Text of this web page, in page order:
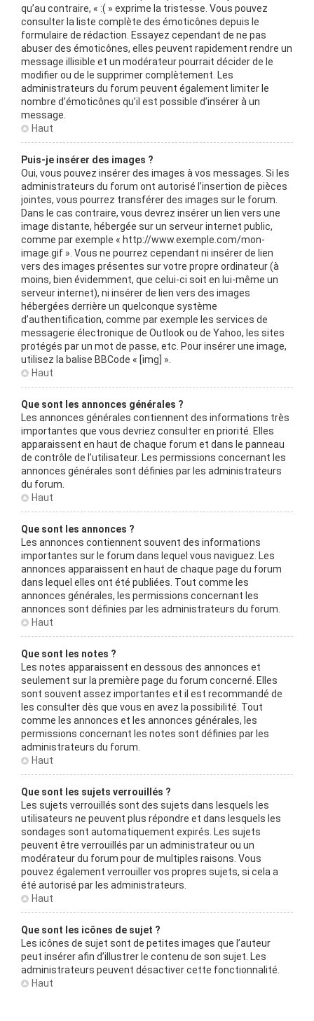
qu’au contraire, « :( » exprime la tristesse. Vous pouvez
consulter la liste complète des émoticônes depuis le
formulaire de rédaction. Essayez cependant de ne pas
abuser des émoticônes, elles peuvent rapidement rendre un
message illisible et un modérateur pourrait décider de le
modifier ou de le supprimer complètement. Les
administrateurs du forum peuvent également limiter le
nombre d’émoticônes qu’il est possible d’insérer à un
message.
Haut
Puis-je insérer des images ?
Oui, vous pouvez insérer des images à vos messages. Si les
administrateurs du forum ont autorisé l’insertion de pièces
jointes, vous pourrez transférer des images sur le forum.
Dans le cas contraire, vous devrez insérer un lien vers une
image distante, hébergée sur un serveur internet public,
comme par exemple « http://www.exemple.com/mon-
image.gif ». Vous ne pourrez cependant ni insérer de lien
vers des images présentes sur votre propre ordinateur (à
moins, bien évidemment, que celui-ci soit en lui-même un
serveur internet), ni insérer de lien vers des images
hébergées derrière un quelconque système
d’authentification, comme par exemple les services de
messagerie électronique de Outlook ou de Yahoo, les sites
protégés par un mot de passe, etc. Pour insérer une image,
utilisez la balise BBCode « [img] ».
Haut
Que sont les annonces générales ?
Les annonces générales contiennent des informations très
importantes que vous devriez consulter en priorité. Elles
apparaissent en haut de chaque forum et dans le panneau
de contrôle de l’utilisateur. Les permissions concernant les
annonces générales sont définies par les administrateurs
du forum.
Haut
Que sont les annonces ?
Les annonces contiennent souvent des informations
importantes sur le forum dans lequel vous naviguez. Les
annonces apparaissent en haut de chaque page du forum
dans lequel elles ont été publiées. Tout comme les
annonces générales, les permissions concernant les
annonces sont définies par les administrateurs du forum.
Haut
Que sont les notes ?
Les notes apparaissent en dessous des annonces et
seulement sur la première page du forum concerné. Elles
sont souvent assez importantes et il est recommandé de
les consulter dès que vous en avez la possibilité. Tout
comme les annonces et les annonces générales, les
permissions concernant les notes sont définies par les
administrateurs du forum.
Haut
Que sont les sujets verrouillés ?
Les sujets verrouillés sont des sujets dans lesquels les
utilisateurs ne peuvent plus répondre et dans lesquels les
sondages sont automatiquement expirés. Les sujets
peuvent être verrouillés par un administrateur ou un
modérateur du forum pour de multiples raisons. Vous
pouvez également verrouiller vos propres sujets, si cela a
été autorisé par les administrateurs.
Haut
Que sont les icônes de sujet ?
Les icônes de sujet sont de petites images que l’auteur
peut insérer afin d’illustrer le contenu de son sujet. Les
administrateurs peuvent désactiver cette fonctionnalité.
Haut